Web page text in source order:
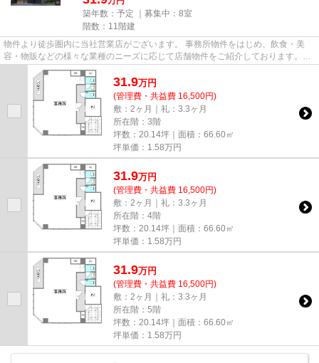
築年数：予定 ｜募集中： 8室
階数：11階建
物件より徒歩圏内に当社営業店がございます。 事務所物件をはじめ、飲食・美
容・物販などの様々な業種のニーズに応じて店舗物件をご紹介しております。
尚、弊社ではおとり広告は一切...
31.9万円
(管理費・共益費 16,500円)
敷：2ヶ月｜礼：3.3ヶ月
所在階：3階
坪数：20.14坪｜面積：66.60㎡
坪単価： 1.58万円
31.9万円
(管理費・共益費 16,500円)
敷：2ヶ月｜礼：3.3ヶ月
所在階：4階
坪数：20.14坪｜面積：66.60㎡
坪単価： 1.58万円
31.9万円
(管理費・共益費 16,500円)
敷：2ヶ月｜礼：3.3ヶ月
所在階：5階
坪数：20.14坪｜面積：66.60㎡
坪単価： 1.58万円